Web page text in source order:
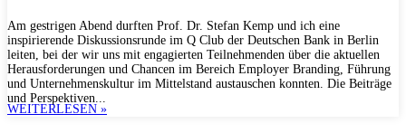
Am gestrigen Abend durften Prof. Dr. Stefan Kemp und ich eine
inspirierende Diskussionsrunde im Q Club der Deutschen Bank in Berlin
leiten, bei der wir uns mit engagierten Teilnehmenden über die aktuellen
Herausforderungen und Chancen im Bereich Employer Branding, Führung
und Unternehmenskultur im Mittelstand austauschen konnten. Die Beiträge
und Perspektiven...
WEITERLESEN »